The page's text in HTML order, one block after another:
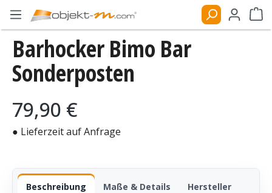
Zum Hauptinhalt springen
Barhocker Bimo Bar
Sonderposten
Regulärer Preis:
79,90 €
● Lieferzeit auf Anfrage
Beschreibung Maße & Details Hersteller